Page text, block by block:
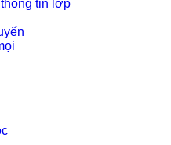
tin lớp